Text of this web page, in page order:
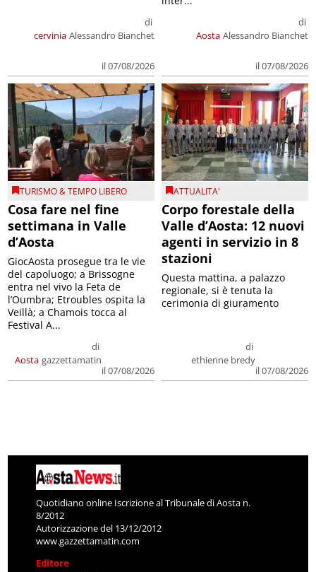
cervinia
di
Alessandro Bianchet
il 07/08/2026
Aosta
di
Alessandro Bianchet
il 07/08/2026
TURISMO & TEMPO LIBERO
Cosa fare nel fine
settimana in Valle
d’Aosta
Aosta
di
gazzettamatin
il 07/08/2026
GiocAosta prosegue tra le vie
del capoluogo; a Brissogne
entra nel vivo la Feta de
l’Oumbra; Etroubles ospita la
Veillà; a Chamois tocca al
Festival A...
ATTUALITA'
Corpo forestale della
Valle d’Aosta: 12 nuovi
agenti in servizio in 8
stazioni
di
ethienne bredy
il 07/08/2026
Questa mattina, a palazzo
regionale, si è tenuta la
cerimonia di giuramento
Quotidiano online Iscrizione al Tribunale di Aosta n.
8/2012
Autorizzazione del 13/12/2012
www.gazzettamatin.com
Editore